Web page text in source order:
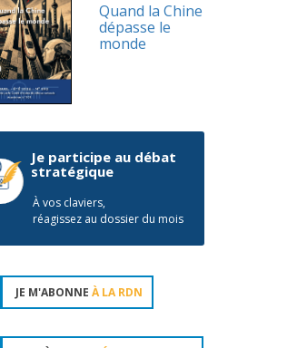
Quand la Chine
dépasse le
monde
Je participe au débat
stratégique
À vos claviers,
réagissez au dossier du mois
JE M'ABONNE À LA RDN